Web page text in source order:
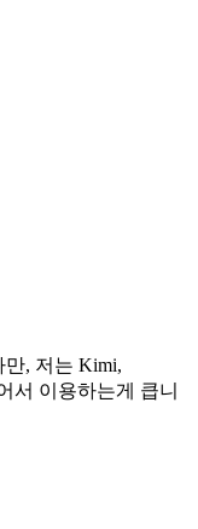
만, 저는 Kimi,
서 이용하는게 큽니